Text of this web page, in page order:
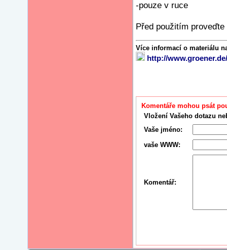
-pouze v ruce
Před použitím
Více informací o materiálu
http://
Komentáře mohou psát
Vložení Vašeho dotazu
Vaše jméno:
vaše WWW:
Komentář: